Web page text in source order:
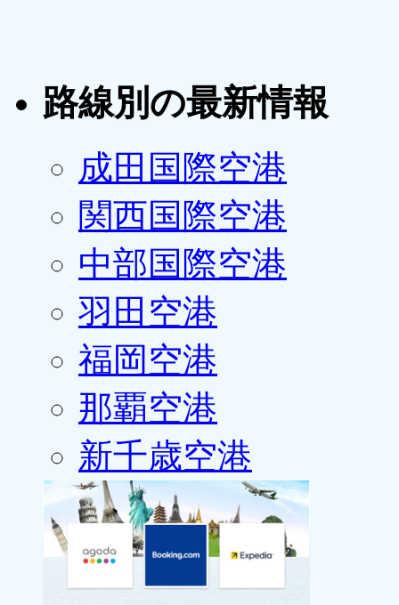
路線別の最新情報
成田国際空港
関西国際空港
中部国際空港
羽田空港
福岡空港
那覇空港
新千歳空港